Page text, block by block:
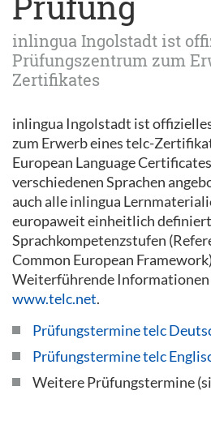
inlingua Ingolstadt ist
Prüfungszentrum zum
Zertifikates
inlingua Ingolstadt ist
zum Erwerb eines telc-
European Language
verschiedenen Sprachen
auch alle inlingua
europaweit einheitlich
Sprachkompetenzstufen
Common European
Weiterführende Informationen
www.telc.net.
Prüfungstermine telc
Prüfungstermine telc
Weitere Prüfungstermine